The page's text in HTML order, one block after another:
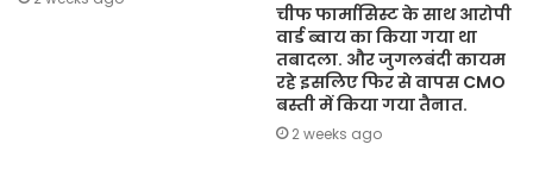
चीफ फार्मासिस्ट के साथ आरोपी
वार्ड ब्वाय का किया गया था
तबादला. और जुगलबंदी कायम
रहे इसलिए फिर से वापस CMO
बस्ती में किया गया तैनात.
2 weeks ago